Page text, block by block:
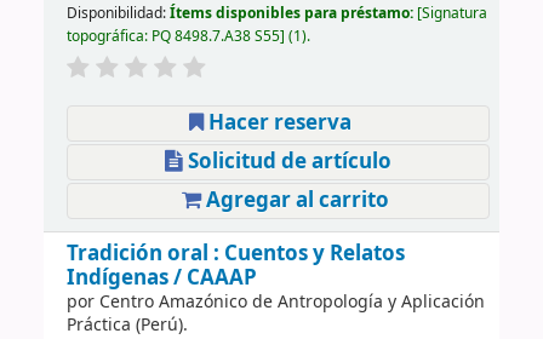
Disponibilidad:Ítems disponibles para préstamo: Signatura
topográfica: PQ 8498.7.A38 S55 (1).
Hacer reserva
Solicitud de artículo
Agregar al carrito
Tradición oral : Cuentos y Relatos
Indígenas / CAAAP
por Centro Amazónico de Antropología y Aplicación
Práctica (Perú).